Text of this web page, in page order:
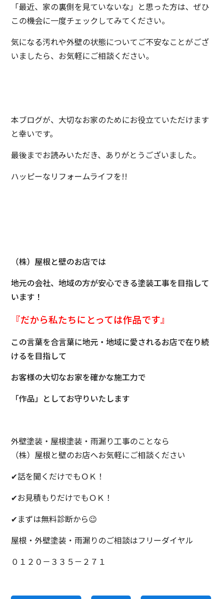
「最近、家の裏側を見ていないな」と思った方は、ぜひ
この機会に一度チェックしてみてください。
気になる汚れや外壁の状態についてご不安なことがござ
いましたら、お気軽にご相談ください。
本ブログが、大切なお家のためにお役立ていただけます
と幸いです。
最後までお読みいただき、ありがとうございました。
ハッピーなリフォームライフを!!
（株）屋根と壁のお店では
地元の会社、地域の方が安心できる塗装工事を目指して
います！
『だから私たちにとっては作品です』
この言葉を合言葉に地元・地域に愛されるお店で在り続
けるを目指して
お客様の大切なお家を確かな施工力で
「作品」としてお守りいたします
外壁塗装・屋根塗装・雨漏り工事のことなら
（株）屋根と壁のお店へお気軽にご相談ください
✔話を聞くだけでもＯＫ！
✔お見積もりだけでもＯＫ！
✔まずは無料診断から😉
屋根・外壁塗装・雨漏りのご相談はフリーダイヤル
０１２０－３３５－２７１